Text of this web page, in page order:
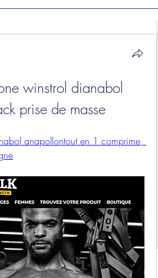
winstrol dianabol
prise de masse
anapollontout en 1 comprime,